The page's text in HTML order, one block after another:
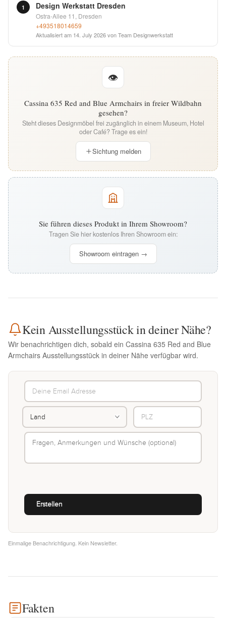
1 Design Werkstatt Dresden
Ostra-Allee 11, Dresden
+493518014659
Aktualisiert am 14. July 2026von Team Designwerkstatt
👁
Cassina 635 Red and Blue Armchairs in freier Wildbahn
gesehen?
Steht dieses Designmöbel frei zugänglich in einem Museum, Hotel
oder Café? Trage es ein!
Sichtung melden
Sie führen dieses Produkt in Ihrem Showroom?
Tragen Sie hier kostenlos Ihren Showroom ein:
Showroom eintragen →
Kein Ausstellungsstück in deiner Nähe?
Wir benachrichtigen dich, sobald ein Cassina 635 Red and Blue
Armchairs Ausstellungsstück in deiner Nähe verfügbar wird.
Einmalige Benachrichtigung. Kein Newsletter.
Fakten